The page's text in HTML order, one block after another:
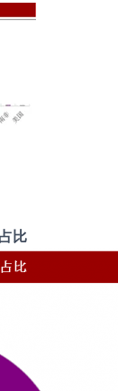
比